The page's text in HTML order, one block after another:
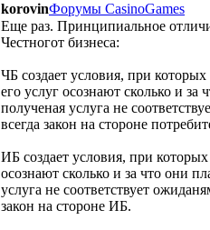
korovinФорумы CasinoGames
Еще раз. Принципиальное
Честногот бизнеса:
ЧБ создает условия, при
его услуг осознают сколько и за
полученая услуга не
всегда закон на стороне
ИБ создает условия, при
осознают сколько и за что они
услуга не соответствует
закон на стороне ИБ.